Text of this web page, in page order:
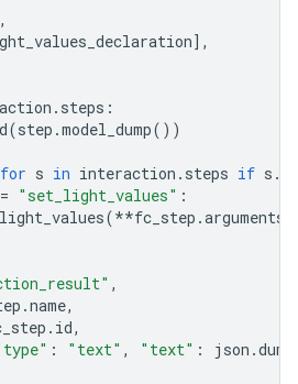
,
],
. steps :
(step .model_dump())
for s in interaction . steps if s .
"set_light_values" :
(**fc_step .arguments
,
.name,
. id,
: "text" , "text" : json .